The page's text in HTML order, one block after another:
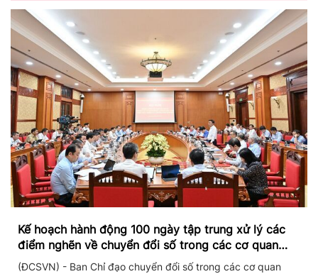
Kế hoạch hành động 100 ngày tập trung xử lý các
điểm nghẽn về chuyển đổi số trong các cơ quan
Đảng
(ĐCSVN) - Ban Chỉ đạo chuyển đổi số trong các cơ quan